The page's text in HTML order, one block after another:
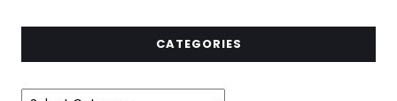
CATEGORIES